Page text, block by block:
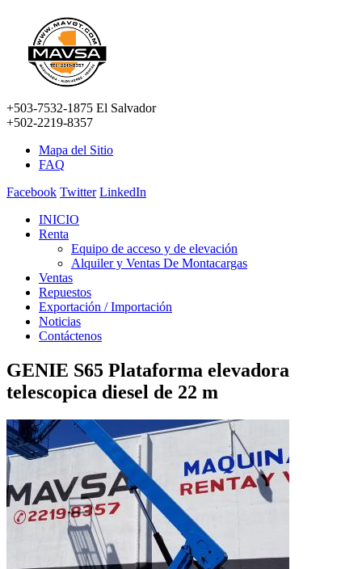
+503-7532-1875 El Salvador
+502-2219-8357
Mapa del Sitio
FAQ
Facebook Twitter LinkedIn
INICIO
Renta
Equipo de acceso y de elevación
Alquiler y Ventas De Montacargas
Ventas
Repuestos
Exportación / Importación
Noticias
Contáctenos
GENIE S65 Plataforma elevadora
telescopica diesel de 22 m